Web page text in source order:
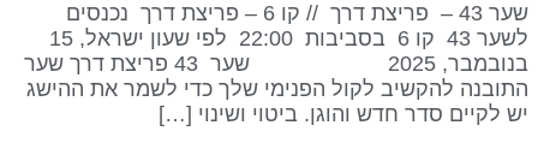
שער 43 – פריצת דרך // קו 6 – פריצת דרך נכנסים
לשער 43 קו 6 בסביבות 22:00 לפי שעון ישראל, 15
בנובמבר, 2025 שער 43 פריצת דרך שער
להקשיב לקול הפנימי שלך כדי לשמר את ההישג
לקיים סדר חדש והוגן. ביטוי ושינוי […]